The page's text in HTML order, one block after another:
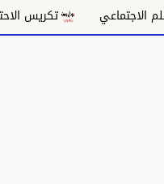
تكريس الاحتلال وتقويض السلام